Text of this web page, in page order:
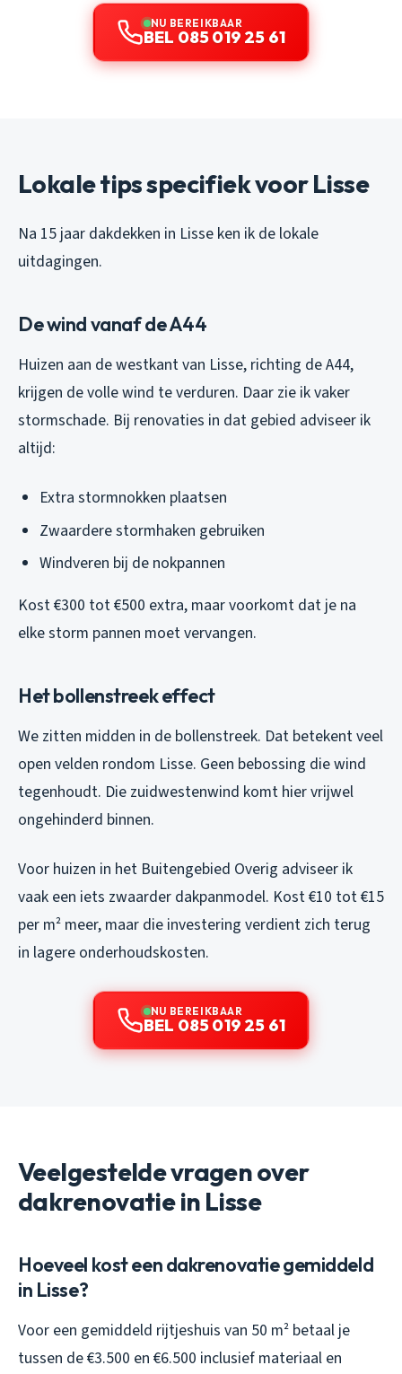
NU BEREIKBAAR
BEL 085 019 25 61
Lokale tips specifiek voor Lisse
Na 15 jaar dakdekken in Lisse ken ik de lokale
uitdagingen.
De wind vanaf de A44
Huizen aan de westkant van Lisse, richting de A44,
krijgen de volle wind te verduren. Daar zie ik vaker
stormschade. Bij renovaties in dat gebied adviseer ik
altijd:
Extra stormnokken plaatsen
Zwaardere stormhaken gebruiken
Windveren bij de nokpannen
Kost €300 tot €500 extra, maar voorkomt dat je na
elke storm pannen moet vervangen.
Het bollenstreek effect
We zitten midden in de bollenstreek. Dat betekent veel
open velden rondom Lisse. Geen bebossing die wind
tegenhoudt. Die zuidwestenwind komt hier vrijwel
ongehinderd binnen.
Voor huizen in het Buitengebied Overig adviseer ik
vaak een iets zwaarder dakpanmodel. Kost €10 tot €15
per m² meer, maar die investering verdient zich terug
in lagere onderhoudskosten.
NU BEREIKBAAR
BEL 085 019 25 61
Veelgestelde vragen over
dakrenovatie in Lisse
Hoeveel kost een dakrenovatie gemiddeld
in Lisse?
Voor een gemiddeld rijtjeshuis van 50 m² betaal je
tussen de €3.500 en €6.500 inclusief materiaal en